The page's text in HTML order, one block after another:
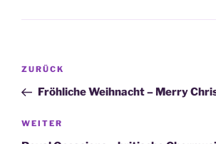
Beitragsnavigation
Vorheriger
Beitrag
ZURÜCK
Fröhliche Weihnacht – Merry
Nächster
WEITER